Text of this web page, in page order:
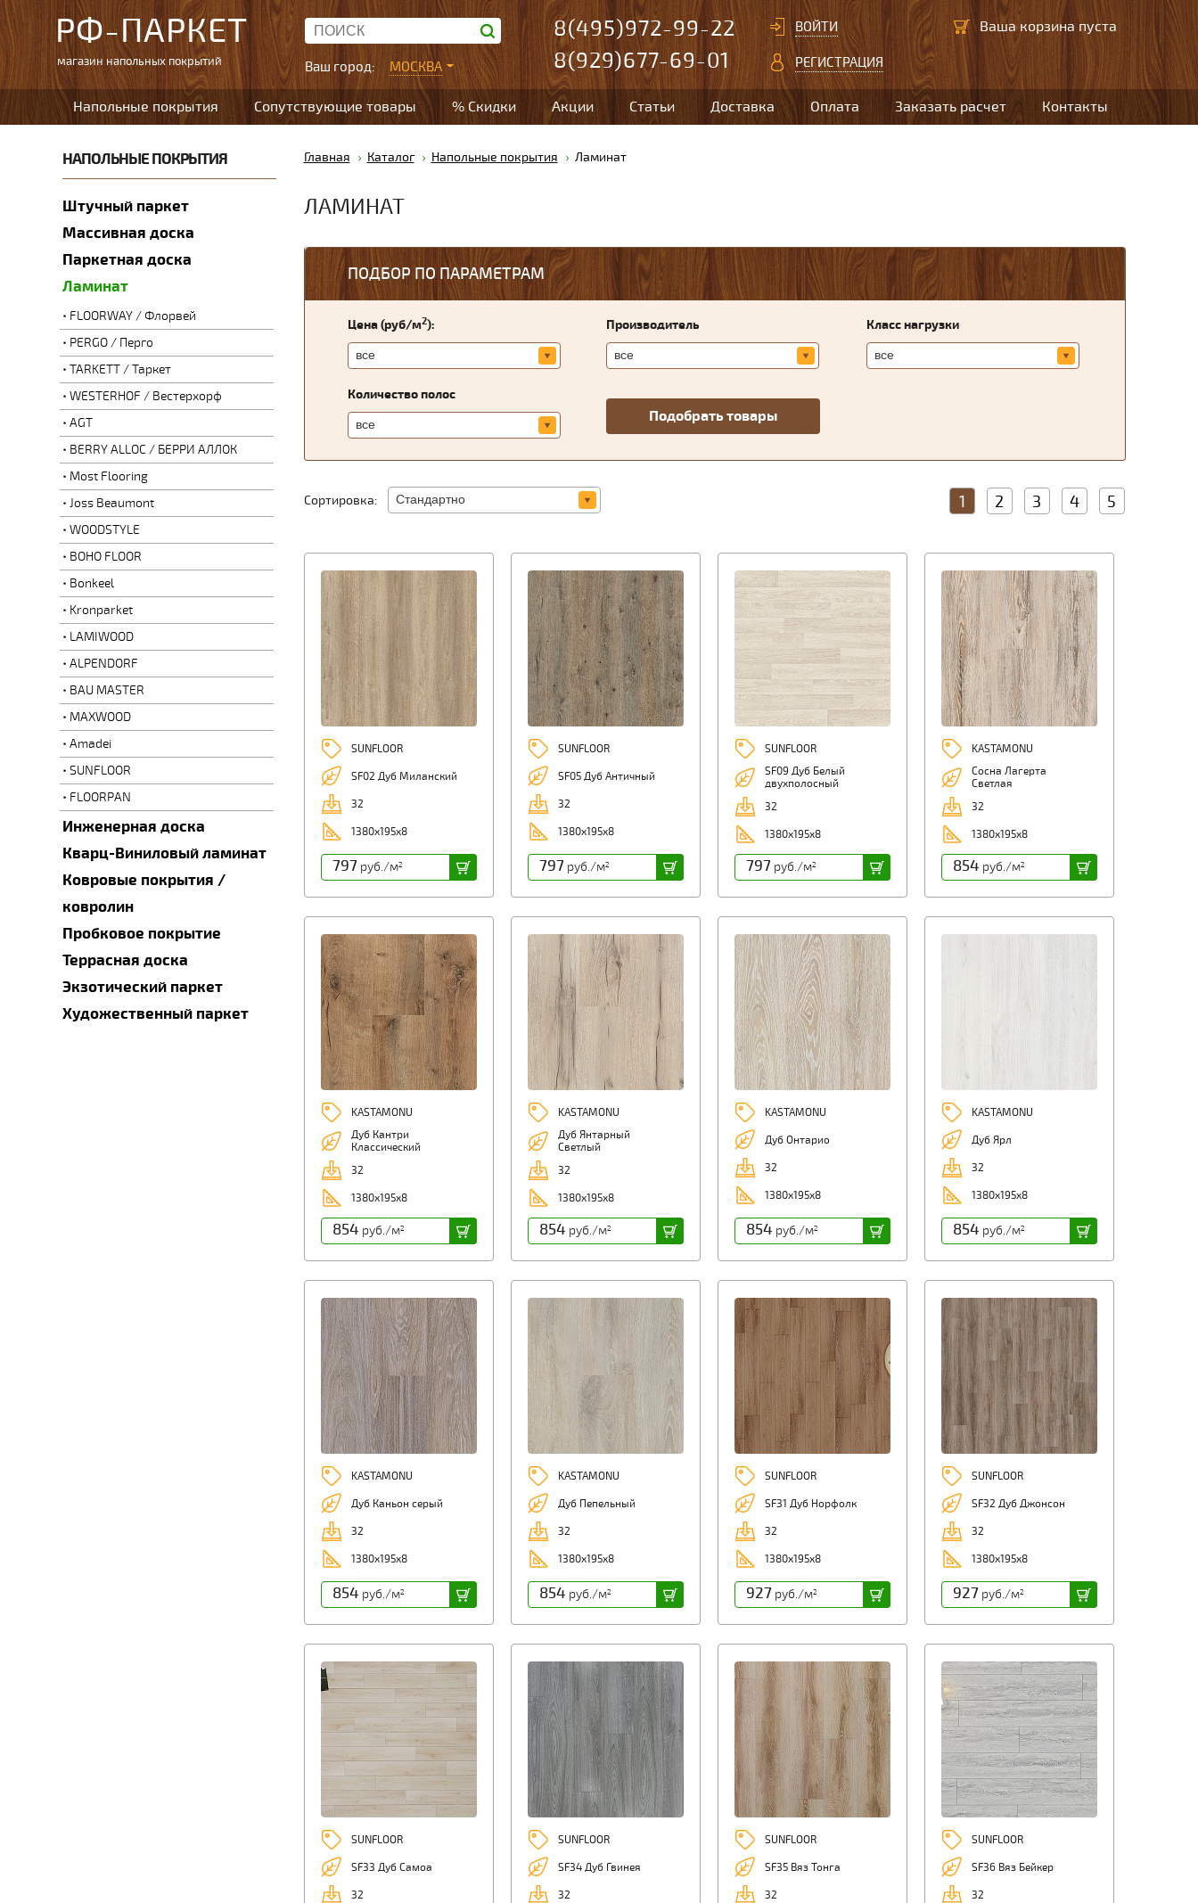
РФ-ПАРКЕТ
магазин напольных покрытий Ваш город: МОСКВА
8(495)972-99-22
8(929)677-69-01
ВОЙТИ
РЕГИСТРАЦИЯ
Ваша корзина пуста
Напольные покрытия Сопутствующие товары % Скидки Акции Статьи Доставка Оплата Заказать расчет Контакты
НАПОЛЬНЫЕ ПОКРЫТИЯ
Штучный паркет
Массивная доска
Паркетная доска
Ламинат
FLOORWAY / Флорвей
PERGO / Перго
TARKETT / Таркет
WESTERHOF / Вестерхорф
AGT
BERRY ALLOC / БЕРРИ АЛЛОК
Most Flooring
Joss Beaumont
WOODSTYLE
BOHO FLOOR
Bonkeel
Kronparket
LAMIWOOD
ALPENDORF
BAU MASTER
MAXWOOD
Amadei
SUNFLOOR
FLOORPAN
Инженерная доска
Кварц-Виниловый ламинат
Ковровые покрытия /
ковролин
Пробковое покрытие
Террасная доска
Экзотический паркет
Художественный паркет
Главная Каталог Напольные покрытия Ламинат
ЛАМИНАТ
ПОДБОР ПО ПАРАМЕТРАМ
Цена (руб/м2): Производитель Класс нагрузки
Количество полос
Сортировка: 1 2 3 4 5
SUNFLOOR
SF02 Дуб Миланский
32
1380х195х8
797 руб./м2
SUNFLOOR
SF05 Дуб Античный
32
1380х195х8
797 руб./м2
SUNFLOOR
SF09 Дуб Белый
двухполосный
32
1380х195х8
797 руб./м2
KASTAMONU
Сосна Лагерта
Cветлая
32
1380х195х8
854 руб./м2
KASTAMONU
Дуб Кантри
Классический
32
1380х195х8
854 руб./м2
KASTAMONU
Дуб Янтарный
Светлый
32
1380х195х8
854 руб./м2
KASTAMONU
Дуб Онтарио
32
1380х195х8
854 руб./м2
KASTAMONU
Дуб Ярл
32
1380х195х8
854 руб./м2
KASTAMONU
Дуб Каньон серый
32
1380х195х8
854 руб./м2
KASTAMONU
Дуб Пепельный
32
1380х195х8
854 руб./м2
SUNFLOOR
SF31 Дуб Норфолк
32
1380x195x8
927 руб./м2
SUNFLOOR
SF32 Дуб Джонсон
32
1380x195x8
927 руб./м2
SUNFLOOR
SF33 Дуб Самоа
32
SUNFLOOR
SF34 Дуб Гвинея
32
SUNFLOOR
SF35 Вяз Тонга
32
SUNFLOOR
SF36 Вяз Бейкер
32